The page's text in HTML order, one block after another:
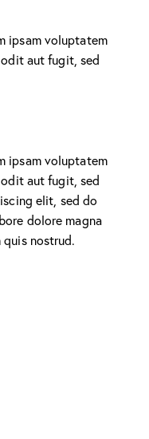
ipsam voluptatem
aut fugit, sed
ipsam voluptatem
aut fugit, sed
elit, sed do
dolore magna
nostrud.